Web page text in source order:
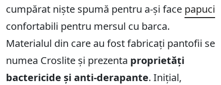
cumpărat niște spumă pentru a-și face papuci
confortabili pentru mersul cu barca.
Materialul din care au fost fabricați pantofii se
numea Croslite și prezenta proprietăți
bactericide și anti-derapante. Inițial,